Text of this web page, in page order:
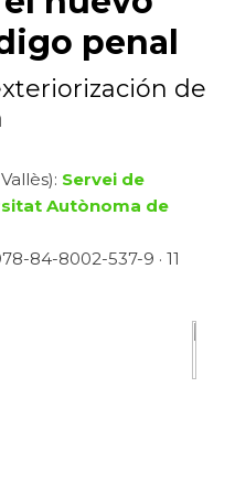
penal
de
Servei de
Autònoma de
84-8002-537-9 · 11